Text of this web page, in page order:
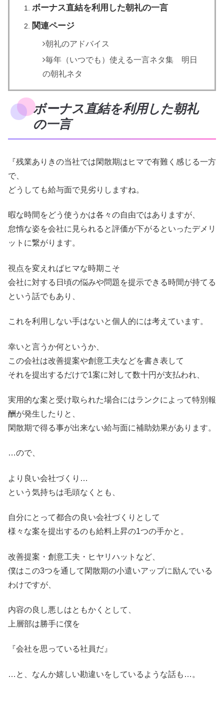
ボーナス直結を利用した朝礼の一言
関連ページ
朝礼のアドバイス
毎年（いつでも）使える一言ネタ集 明日
の朝礼ネタ
ボーナス直結を利用した朝礼
の一言
『残業ありきの当社では閑散期はヒマで有難く感じる一方
で、
どうしても給与面で見劣りしますね。
暇な時間をどう使うかは各々の自由ではありますが、
怠惰な姿を会社に見られると評価が下がるといったデメリ
ットに繋がります。
視点を変えればヒマな時期こそ
会社に対する日頃の悩みや問題を提示できる時間が持てる
という話でもあり、
これを利用しない手はないと個人的には考えています。
幸いと言うか何というか、
この会社は改善提案や創意工夫などを書き表して
それを提出するだけで1案に対して数十円が支払われ、
実用的な案と受け取られた場合にはランクによって特別報
酬が発生したりと、
閑散期で得る事が出来ない給与面に補助効果があります。
…ので、
より良い会社づくり…
という気持ちは毛頭なくとも、
自分にとって都合の良い会社づくりとして
様々な案を提出するのも給料上昇の1つの手かと。
改善提案・創意工夫・ヒヤリハットなど、
僕はこの3つを通して閑散期の小遣いアップに励んでいる
わけですが、
内容の良し悪しはともかくとして、
上層部は勝手に僕を
『会社を思っている社員だ』
…と、なんか嬉しい勘違いをしているような話も…。